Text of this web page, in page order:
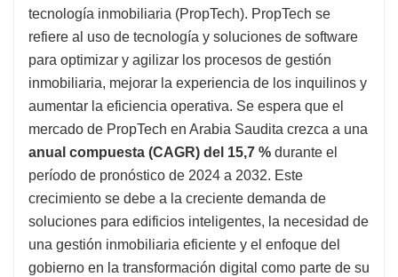
tecnología inmobiliaria (PropTech). PropTech se
refiere al uso de tecnología y soluciones de software
para optimizar y agilizar los procesos de gestión
inmobiliaria, mejorar la experiencia de los inquilinos y
aumentar la eficiencia operativa. Se espera que el
mercado de PropTech en Arabia Saudita crezca a una
anual compuesta (CAGR) del 15,7 % durante el
período de pronóstico de 2024 a 2032. Este
crecimiento se debe a la creciente demanda de
soluciones para edificios inteligentes, la necesidad de
una gestión inmobiliaria eficiente y el enfoque del
gobierno en la transformación digital como parte de su